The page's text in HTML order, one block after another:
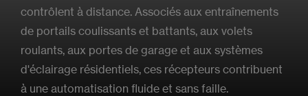
contrôlent à distance. Associés aux entraînements
de portails coulissants et battants, aux volets
roulants, aux portes de garage et aux systèmes
d'éclairage résidentiels, ces récepteurs contribuent
à une automatisation fluide et sans faille.